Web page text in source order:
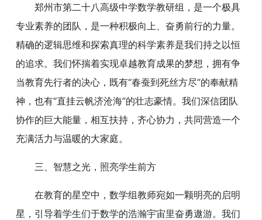
郑州市第二十八高级中学数学教研组，是一个极具
专业素养的团队，是一种积极向上、奋勇前行的力量。
精确的逻辑思维和探索真理的科学素养是我们持之以恒
的追求。我们怀揣着实现卓越教育成果的梦想，拥有争
当教育先行者的决心，既有“春蚕到死丝方尽”的奉献精
神，也有“直挂云帆济沧海”的壮志豪情。我们深信团队
协作的巨大能量，相互扶持，齐心协力，共同营造一个
充满活力与温暖的大家庭。
三、智慧之光，照亮学生前方
在教育的星空中，数学组教师宛如一颗明亮的启明
星，引导着学生们于数学的浩瀚宇宙里奋勇遨游。我们